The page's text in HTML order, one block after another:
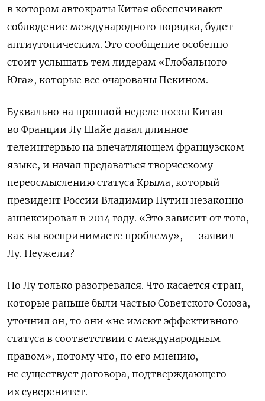
в котором автократы Китая обеспечивают
соблюдение международного порядка, будет
антиутопическим. Это сообщение особенно
стоит услышать тем лидерам «Глобального
Юга», которые все очарованы Пекином.
Буквально на прошлой неделе посол Китая
во Франции Лу Шайе давал длинное
телеинтервью на впечатляющем французском
языке, и начал предаваться творческому
переосмыслению статуса Крыма, который
президент России Владимир Путин незаконно
аннексировал в 2014 году. «Это зависит от того,
как вы воспринимаете проблему», — заявил
Лу. Неужели?
Но Лу только разогревался. Что касается стран,
которые раньше были частью Советского Союза,
уточнил он, то они «не имеют эффективного
статуса в соответствии с международным
правом», потому что, по его мнению,
не существует договора, подтверждающего
их суверенитет.